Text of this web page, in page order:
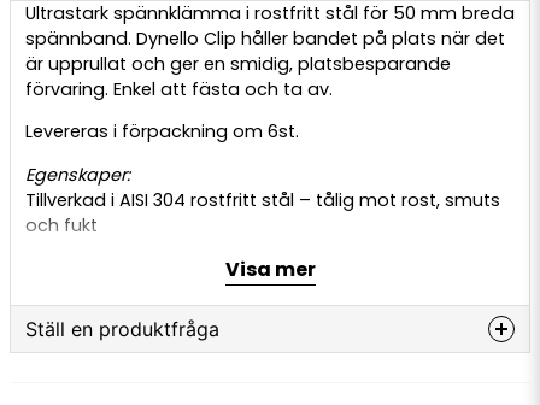
Ultrastark spännklämma i rostfritt stål för 50 mm breda
spännband. Dynello Clip håller bandet på plats när det
är upprullat och ger en smidig, platsbesparande
förvaring. Enkel att fästa och ta av.
Levereras i förpackning om 6st.
Egenskaper:
Tillverkad i AISI 304 rostfritt stål – tålig mot rost, smuts
och fukt
Kompakt storlek, inget extra förvaringsutrymme krävs
Visa mer
Ställ en produktfråga